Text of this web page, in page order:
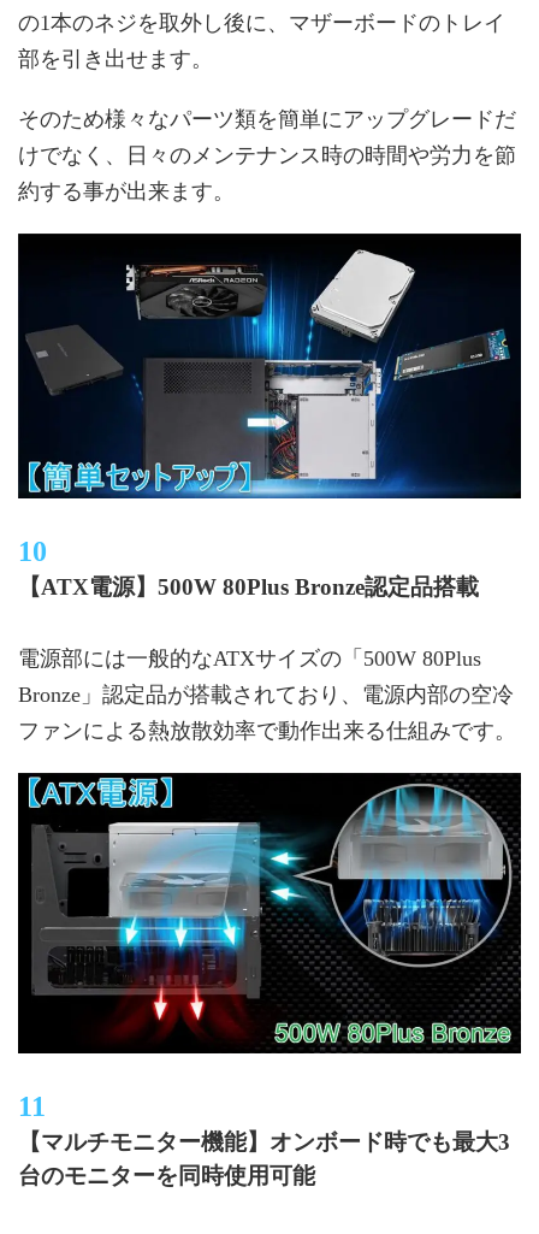
の1本のネジを取外し後に、マザーボードのトレイ
部を引き出せます。
そのため様々なパーツ類を簡単にアップグレードだ
けでなく、日々のメンテナンス時の時間や労力を節
約する事が出来ます。
【ATX電源】500W 80Plus Bronze認定品搭載
電源部には一般的なATXサイズの「500W 80Plus
Bronze」認定品が搭載されており、電源内部の空冷
ファンによる熱放散効率で動作出来る仕組みです。
【マルチモニター機能】オンボード時でも最大3
台のモニターを同時使用可能